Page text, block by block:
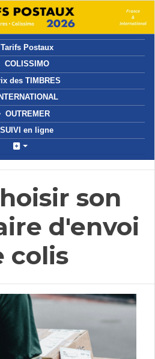
Postaux
COLISSIMO
des TIMBRES
OUTREMER
SUIVI en ligne
son
d'envoi
colis